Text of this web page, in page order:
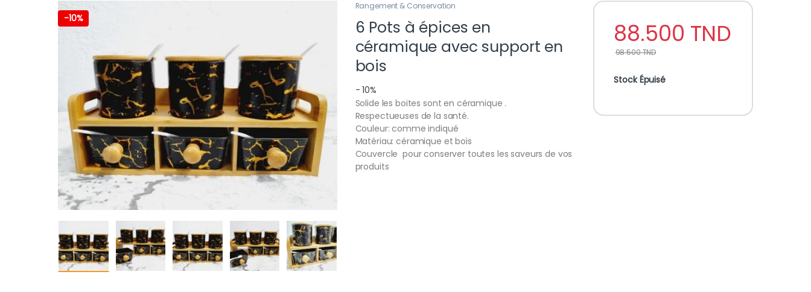
-10%
Rangement & Conservation
6 Pots à épices en
céramique avec support en
bois
- 10%
Solide les boites sont en céramique .
Respectueuses de la santé.
Couleur: comme indiqué
Matériau: céramique et bois
Couvercle pour conserver toutes les saveurs de vos
produits
88.500 TND
98.500TND
Stock Épuisé